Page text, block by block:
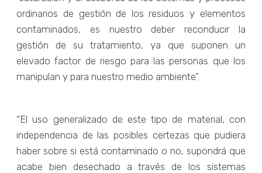
ordinarios de gestión de los residuos y elementos
contaminados, es nuestro deber reconducir la
gestión de su tratamiento, ya que suponen un
elevado factor de riesgo para las personas que los
manipulan y para nuestro medio ambiente”.
“El uso generalizado de este tipo de material, con
independencia de las posibles certezas que pudiera
haber sobre si está contaminado o no, supondrá que
acabe bien desechado a través de los sistemas